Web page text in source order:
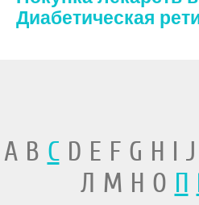
Диабетическая
A B CD E F G H I
Л М Н О П